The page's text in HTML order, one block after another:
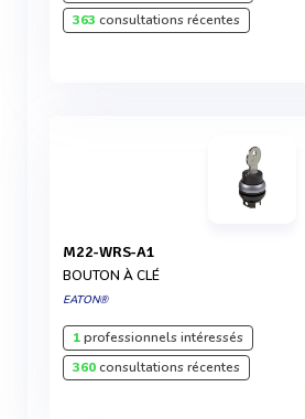
363 consultations récentes
M22-WRS-A1
BOUTON À CLÉ
EATON®
1professionnels intéressés
360consultations récentes